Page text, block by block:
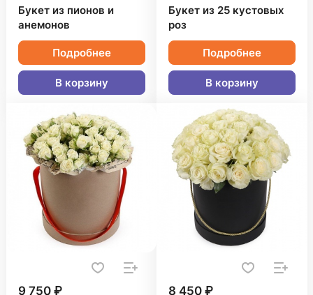
Букет из пионов и
анемонов
Подробнее
В корзину
Букет из 25 кустовых
роз
Подробнее
В корзину
9 750 ₽ 8 450 ₽